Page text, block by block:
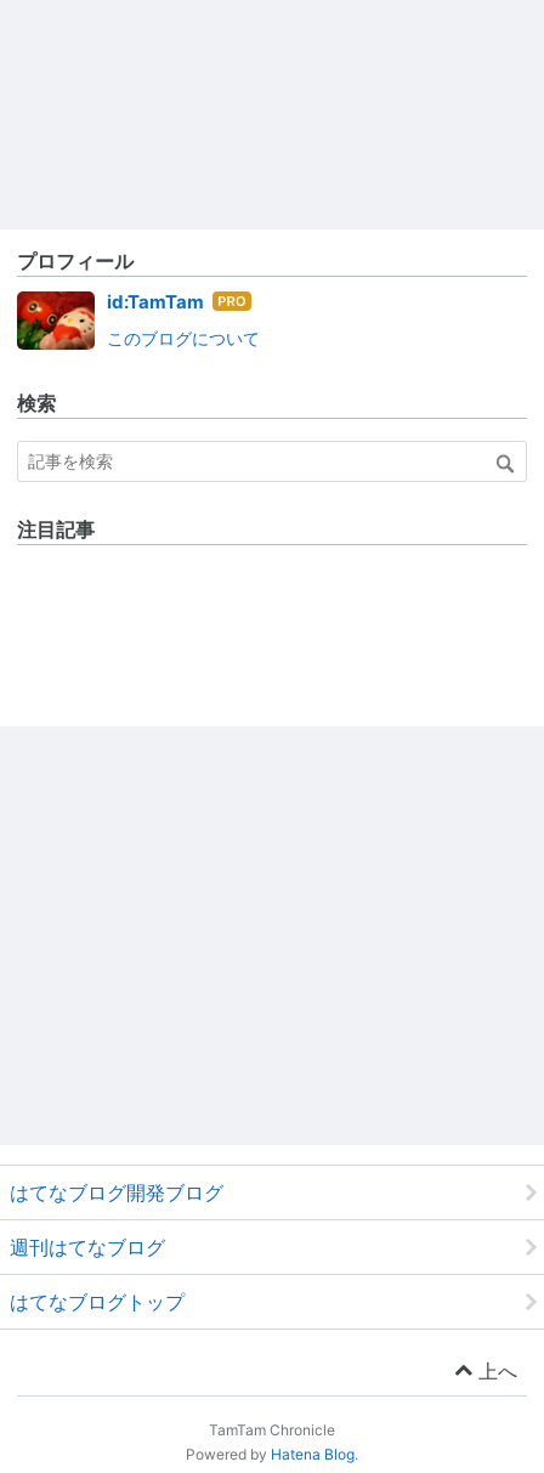
プロフィール
id:TamTam はて
ログ
このブログについて
検索
注目記事
はてなブログ開発ブログ
週刊はてなブログ
はてなブログトップ
上へ
TamTam Chronicle
Powered by Hatena Blog.